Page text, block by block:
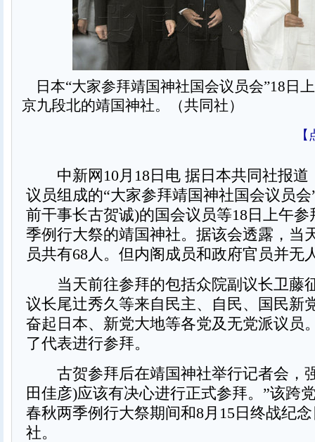
日本“大家参拜靖国神社国会议员会”18日
京九段北的靖国神社。（共同社）
中新网10月18日电 据日本共同社报道
议员组成的“大家参拜靖国神社国会议员
前干事长古贺诚)的国会议员等18日上午
季例行大祭的靖国神社。据该会透露，当
员共有68人。但内阁成员和政府官员并无
当天前往参拜的包括众院副议长卫藤
议长尾辻秀久等来自民主、自民、国民新
奋起日本、新党大地等各党及无党派议员
了代表进行参拜。
古贺参拜后在靖国神社举行记者会，
田佳彦)应该有决心进行正式参拜。”该跨
春秋两季例行大祭期间和8月15日终战纪
社。